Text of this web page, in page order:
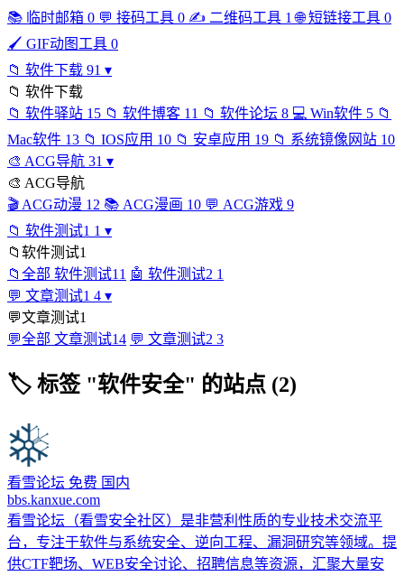
📚 临时邮箱 0 💬 接码工具 0 ✍️ 二维码工具 1 🌐 短链接工具 0
🖌️ GIF动图工具 0
📁 软件下载 91 ▾
📁 软件下载
📁 软件驿站 15 📁 软件博客 11 📁 软件论坛 8 💻 Win软件 5 📁
Mac软件 13 📁 IOS应用 10 📁 安卓应用 19 📁 系统镜像网站 10
🎨 ACG导航 31 ▾
🎨 ACG导航
🎬 ACG动漫 12 📚 ACG漫画 10 💬 ACG游戏 9
📁 软件测试1 1 ▾
📁 软件测试1
📁 全部 软件测试1 1 🤖 软件测试2 1
💬 文章测试1 4 ▾
💬文章测试1
💬全部 文章测试14 💬 文章测试2 3
🏷 标签 "软件安全" 的站点 (2)
看雪论坛 免费 国内
bbs.kanxue.com
看雪论坛（看雪安全社区）是非营利性质的专业技术交流平
台，专注于软件与系统安全、逆向工程、漏洞研究等领域。提
供CTF靶场、WEB安全讨论、招聘信息等资源，汇聚大量安